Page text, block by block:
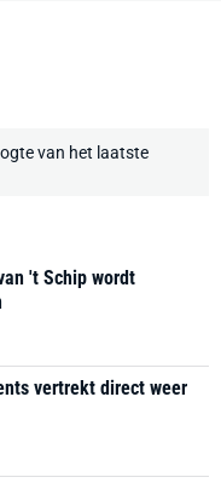
van het laatste
't Schip wordt
vertrekt direct weer